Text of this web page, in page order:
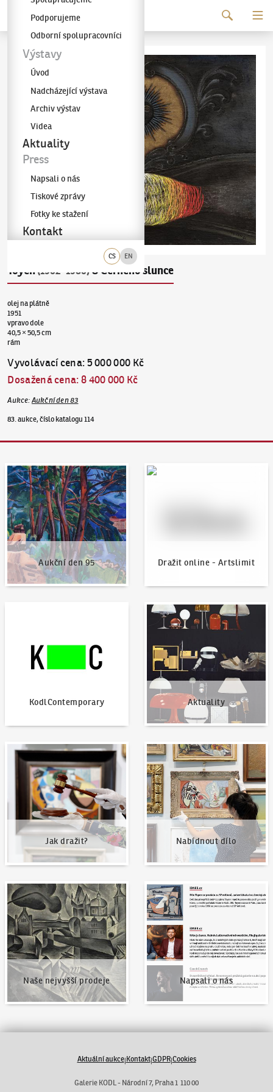
Galerie KODL
CS EN
Podporujeme
Odborní spolupracovníci
Výstavy
Úvod
Nadcházející výstava
Archiv výstav
Videa
Aktuality
Press
Napsali o nás
Tiskové zprávy
Fotky ke stažení
Kontakt
Toyen (1902–1980) U Černého slunce
olej na plátně
1951
vpravo dole
40,5 × 50,5 cm
rám
Vyvolávací cena:5 000 000 Kč
Dosažená cena:8 400 000 Kč
Aukce: Aukční den 83
83. aukce, číslo katalogu 114
Aukční den 95
Aukční den 95
Dražit online - Artslimit
Dražit online - Artslimit
KodlContemporary Aktuality
Aktuality
Jak dražit?
Jak dražit?
Nabídnout dílo
Nabídnout dílo
Naše nejvyšší prodeje
Naše nejvyšší prodeje
Napsali o nás
Napsali o nás
Aktuální aukce|Kontakt|GDPR|Cookies
Galerie KODL - Národní 7, Praha 1 110 00